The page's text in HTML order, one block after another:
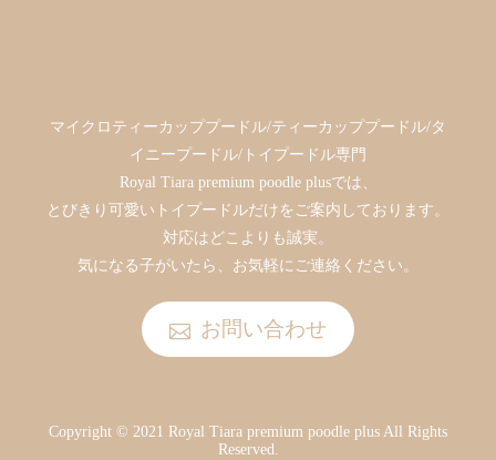
マイクロティーカッププードル/ティーカッププードル/タ
イニープードル/トイプードル専門
Royal Tiara premium poodle plusでは、
とびきり可愛いトイプードルだけをご案内しております。
対応はどこよりも誠実。
気になる子がいたら、お気軽にご連絡ください。
お問い合わせ
Copyright © 2021 Royal Tiara premium poodle plus All Rights
Reserved.